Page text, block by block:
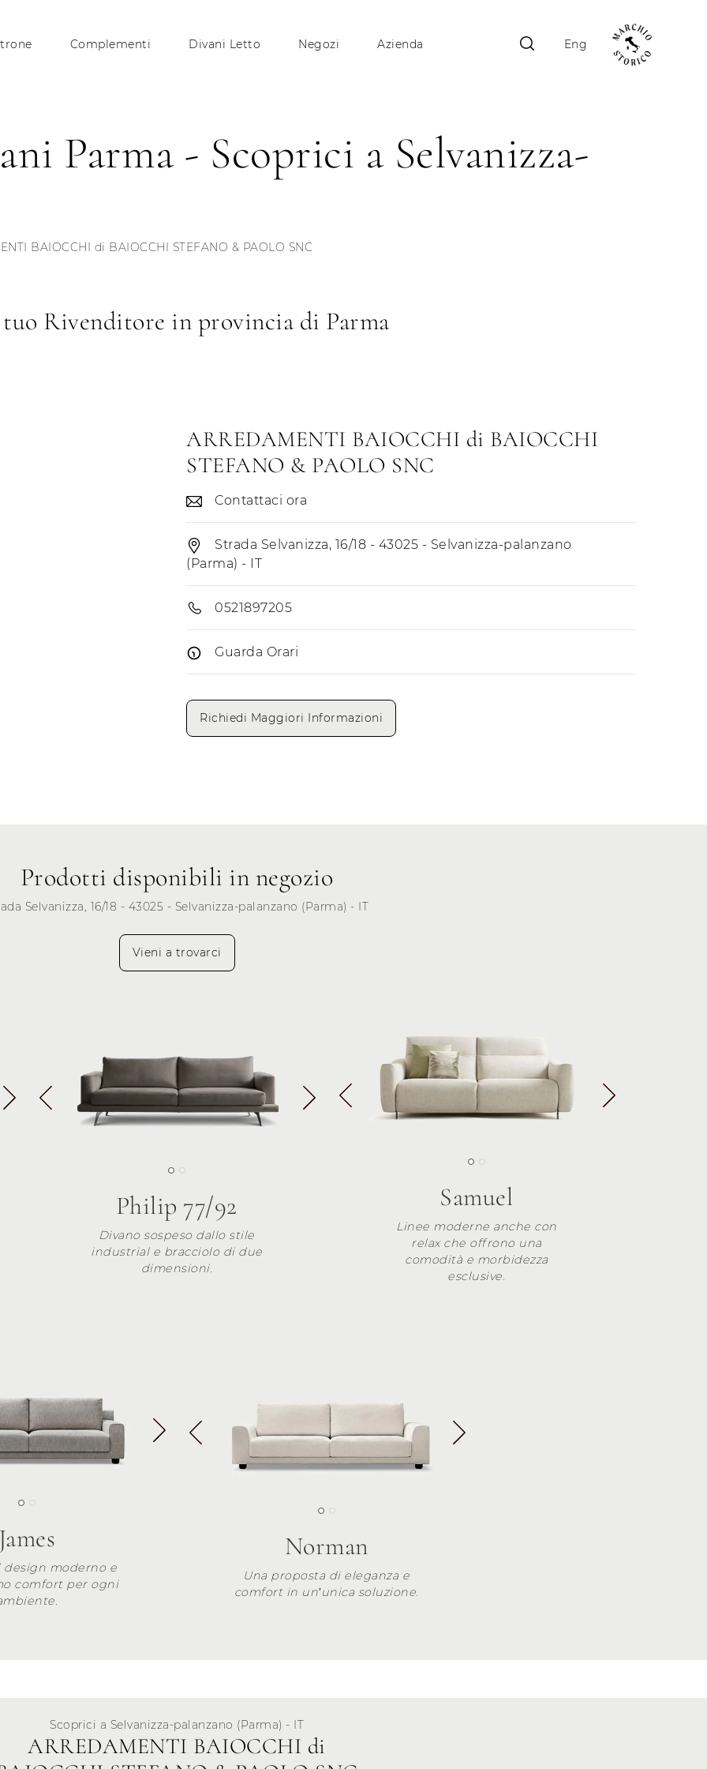
Complementi Divani Letto Negozi Azienda Eng
Parma - Scoprici a Selvanizza-
BAIOCCHI di BAIOCCHI STEFANO & PAOLO SNC
ARREDAMENTI BAIOCCHI di BAIOCCHI
STEFANO & PAOLO SNC
Contattaci ora
Strada Selvanizza, 16/18 - 43025 - Selvanizza-palanzano
(Parma) - IT
0521897205
Guarda Orari
Lunedì
Sabato
Richiedi Maggiori Informazioni
Rivenditore in provincia di Parma
Prodotti disponibili in negozio
Selvanizza, 16/18 - 43025 - Selvanizza-palanzano (Parma) - IT
Vieni a trovarci
Philip 77/92
Divano sospeso dallo stile
industrial e bracciolo di due
dimensioni.
Samuel
Linee moderne anche con
relax che offrono una
comodità e morbidezza
esclusive.
design moderno e
comfort per ogni
Norman
Una proposta di eleganza e
comfort in un’unica soluzione.
Scoprici a Selvanizza-palanzano (Parma) - IT
ARREDAMENTI BAIOCCHI di